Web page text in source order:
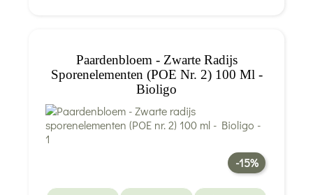
Paardenbloem - Zwarte Radijs
Sporenelementen (POE Nr. 2) 100 Ml -
Bioligo
-15%